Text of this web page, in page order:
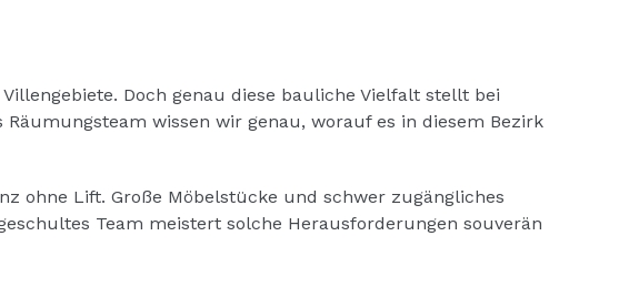
Doch genau diese bauliche Vielfalt stellt bei
wissen wir genau, worauf es in diesem Bezirk
ohne Lift. Große Möbelstücke und schwer zugängliches
Team meistert solche Herausforderungen souverän